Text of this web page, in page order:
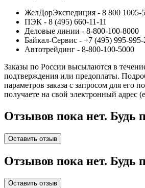
ЖелДорЭкспедиция - 8 800 1005-
ПЭК - 8 (495) 660-11-11
Деловые линии - 8-800-100-8000
Байкал-Сервис - +7 (495) 995-995-
Автотрейдинг - 8-800-100-5000
Заказы по России высылаются в
подтверждения или предоплаты.
параметров заказа с запросом для его
получаете на свой электронный адрес
Отзывов пока нет. Будь
Оставить отзыв
Отзывов пока нет. Будь
Оставить отзыв